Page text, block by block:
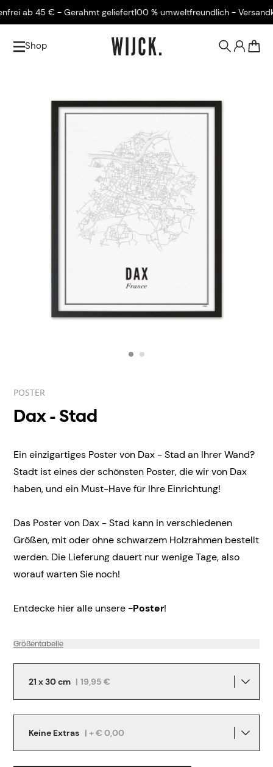
ab 45 € - Gerahmt geliefert100 % umweltfreundlich -
Shop
POSTER
Dax - Stad
Ein einzigartiges Poster von Dax - Stad an Ihrer Wand?
Stadt ist eines der schönsten Poster, die wir von Dax
haben, und ein Must-Have für Ihre Einrichtung!
Das Poster von Dax - Stad kann in verschiedenen
Größen, mit oder ohne schwarzem Holzrahmen bestellt
werden. Die Lieferung dauert nur wenige Tage, also
worauf warten Sie noch!
Entdecke hier alle unsere-Poster!
Größentabelle
21 x 30 cm | 19,95 €
Keine Extras | + € 0,00